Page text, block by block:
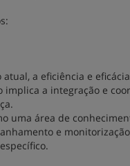
a eficiência e
implica a integração e
uma área de
e